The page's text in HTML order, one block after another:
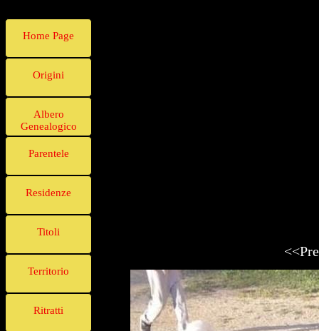
Home Page
Origini
Albero
Genealogico
Parentele
Residenze
Titoli
Territorio
Ritratti